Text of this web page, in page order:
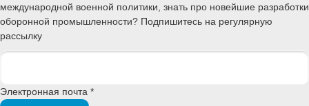
международной военной политики, знать про новейшие разработки
оборонной промышленности? Подпишитесь на регулярную
рассылку
Электронная почта *